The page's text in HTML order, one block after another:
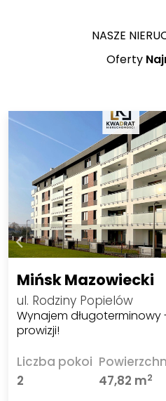
NASZE
Oferty
Mińsk Mazowiecki
ul. Rodziny Popielów
Wynajem długoterminowy
prowizji!
Liczba pokoi
2
47,82 m2